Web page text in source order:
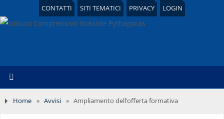
CONTATTI SITI TEMATICI PRIVACY LOGIN
Home » Avvisi » Ampliamento dell’offerta formativa